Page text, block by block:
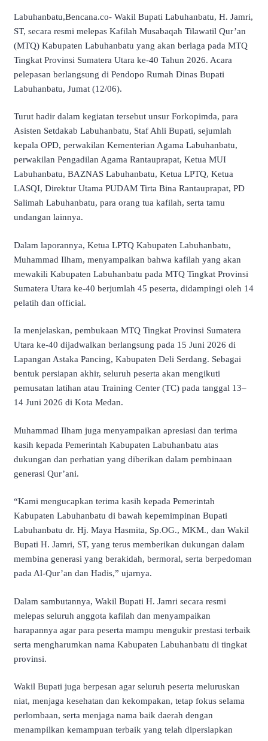
Labuhanbatu,Bencana.co- Wakil Bupati Labuhanbatu, H. Jamri,
ST, secara resmi melepas Kafilah Musabaqah Tilawatil Qur’an
(MTQ) Kabupaten Labuhanbatu yang akan berlaga pada MTQ
Tingkat Provinsi Sumatera Utara ke-40 Tahun 2026. Acara
pelepasan berlangsung di Pendopo Rumah Dinas Bupati
Labuhanbatu, Jumat (12/06).
Turut hadir dalam kegiatan tersebut unsur Forkopimda, para
Asisten Setdakab Labuhanbatu, Staf Ahli Bupati, sejumlah
kepala OPD, perwakilan Kementerian Agama Labuhanbatu,
perwakilan Pengadilan Agama Rantauprapat, Ketua MUI
Labuhanbatu, BAZNAS Labuhanbatu, Ketua LPTQ, Ketua
LASQI, Direktur Utama PUDAM Tirta Bina Rantauprapat, PD
Salimah Labuhanbatu, para orang tua kafilah, serta tamu
undangan lainnya.
Dalam laporannya, Ketua LPTQ Kabupaten Labuhanbatu,
Muhammad Ilham, menyampaikan bahwa kafilah yang akan
mewakili Kabupaten Labuhanbatu pada MTQ Tingkat Provinsi
Sumatera Utara ke-40 berjumlah 45 peserta, didampingi oleh 14
pelatih dan official.
Ia menjelaskan, pembukaan MTQ Tingkat Provinsi Sumatera
Utara ke-40 dijadwalkan berlangsung pada 15 Juni 2026 di
Lapangan Astaka Pancing, Kabupaten Deli Serdang. Sebagai
bentuk persiapan akhir, seluruh peserta akan mengikuti
pemusatan latihan atau Training Center (TC) pada tanggal 13–
14 Juni 2026 di Kota Medan.
Muhammad Ilham juga menyampaikan apresiasi dan terima
kasih kepada Pemerintah Kabupaten Labuhanbatu atas
dukungan dan perhatian yang diberikan dalam pembinaan
generasi Qur’ani.
“Kami mengucapkan terima kasih kepada Pemerintah
Kabupaten Labuhanbatu di bawah kepemimpinan Bupati
Labuhanbatu dr. Hj. Maya Hasmita, Sp.OG., MKM., dan Wakil
Bupati H. Jamri, ST, yang terus memberikan dukungan dalam
membina generasi yang berakidah, bermoral, serta berpedoman
pada Al-Qur’an dan Hadis,” ujarnya.
Dalam sambutannya, Wakil Bupati H. Jamri secara resmi
melepas seluruh anggota kafilah dan menyampaikan
harapannya agar para peserta mampu mengukir prestasi terbaik
serta mengharumkan nama Kabupaten Labuhanbatu di tingkat
provinsi.
Wakil Bupati juga berpesan agar seluruh peserta meluruskan
niat, menjaga kesehatan dan kekompakan, tetap fokus selama
perlombaan, serta menjaga nama baik daerah dengan
menampilkan kemampuan terbaik yang telah dipersiapkan